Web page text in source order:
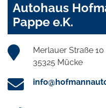
Autohaus
Pappe e.K.
Merlauer Straße 10
35325 Mücke